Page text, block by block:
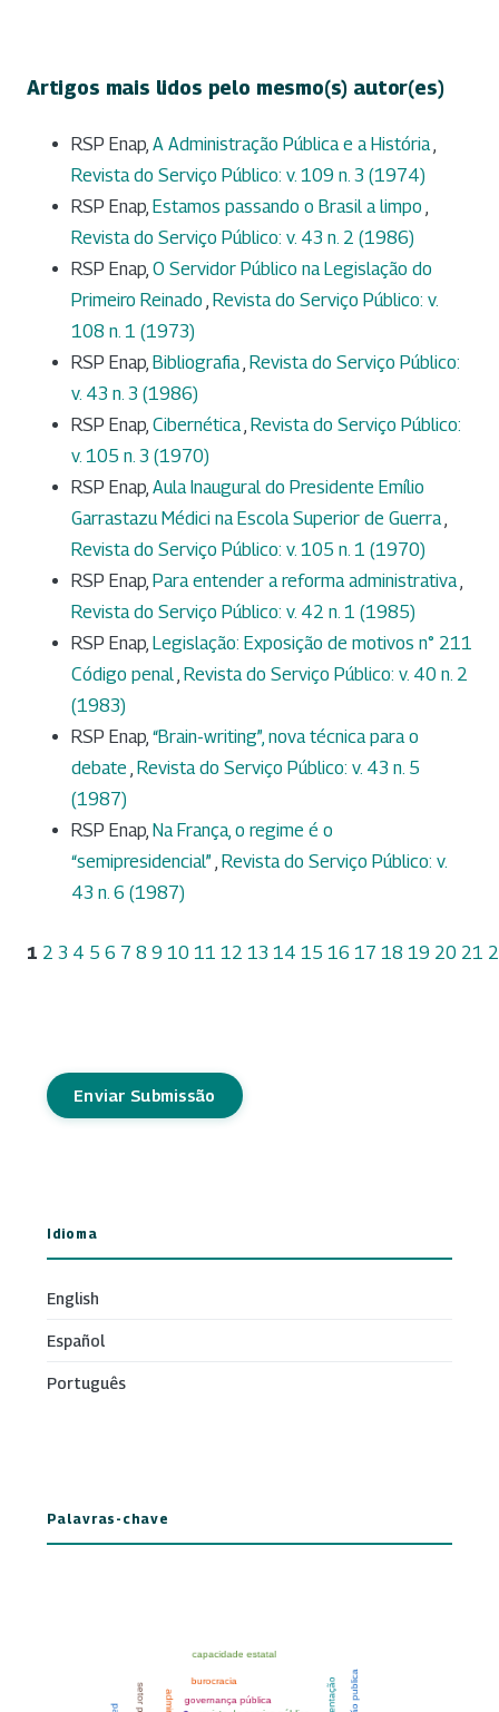
Artigos mais lidos pelo mesmo(s) autor(es)
RSP Enap, A Administração Pública e a História,
Revista do Serviço Público: v. 109 n. 3 (1974)
RSP Enap, Estamos passando o Brasil a limpo ,
Revista do Serviço Público: v. 43 n. 2 (1986)
RSP Enap, O Servidor Público na Legislação do
Primeiro Reinado , Revista do Serviço Público: v.
108 n. 1 (1973)
RSP Enap, Bibliografia, Revista do Serviço Público:
v. 43 n. 3 (1986)
RSP Enap, Cibernética, Revista do Serviço Público:
v. 105 n. 3 (1970)
RSP Enap, Aula Inaugural do Presidente Emílio
Garrastazu Médici na Escola Superior de Guerra,
Revista do Serviço Público: v. 105 n. 1 (1970)
RSP Enap, Para entender a reforma administrativa,
Revista do Serviço Público: v. 42 n. 1 (1985)
RSP Enap, Legislação: Exposição de motivos n° 211
Código penal, Revista do Serviço Público: v. 40 n. 2
(1983)
RSP Enap, “Brain-writing”, nova técnica para o
debate , Revista do Serviço Público: v. 43 n. 5
(1987)
RSP Enap, Na França, o regime é o
“semipresidencial” , Revista do Serviço Público: v.
43 n. 6 (1987)
1 2 3 4 5 6 7 8 9 10 11 12 13 14 15 16 17 18 19 20 21
Enviar Submissão
Idioma
English
Español
Português
Palavras-chave